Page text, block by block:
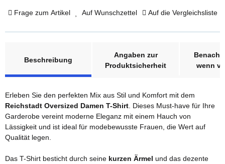
Frage zum Artikel Auf Wunschzettel Auf die Vergleichsliste
Beschreibung
Angaben zur
Produktsicherheit
wenn
Erleben Sie den perfekten Mix aus Stil und Komfort mit dem
Reichstadt Oversized Damen T-Shirt . Dieses Must-have für Ihre
Garderobe vereint moderne Eleganz mit einem Hauch von
Lässigkeit und ist ideal für modebewusste Frauen, die Wert auf
Qualität legen.
Das T-Shirt besticht durch seine kurzen Ärmel und das dezente